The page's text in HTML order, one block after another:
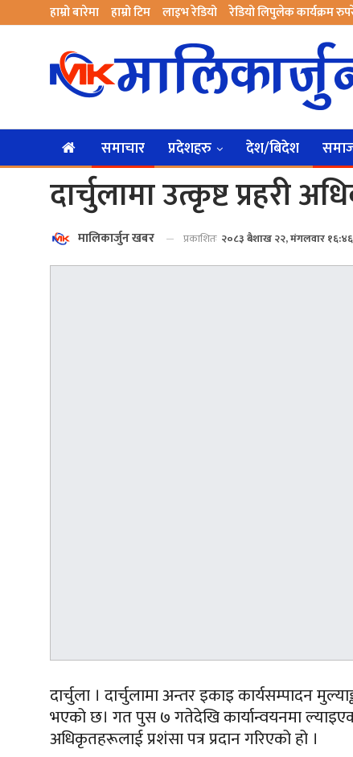
हाम्रो बारेमा हाम्रो टिम लाइभ रेडियो रेडियो लिपुलेक कार्यक्रम
समाचार प्रदेशहरु देश/बिदेश
दार्चुलामा उत्कृष्ट प्रहरी
मालिकार्जुन खबर प्रकाशितः २०८३ बैशाख २२, मंगलवार १६:४६
दार्चुला । दार्चुलामा अन्तर इकाइ कार्यसम्पादन
भएको छ। गत पुस ७ गतेदेखि कार्यान्वयनमा ल्याइएको
अधिकृतहरूलाई प्रशंसा पत्र प्रदान गरिएको हो ।